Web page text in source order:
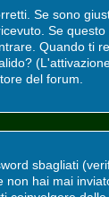
Se sono
Se
Quando ti
del forum.
sbagliati
hai mai